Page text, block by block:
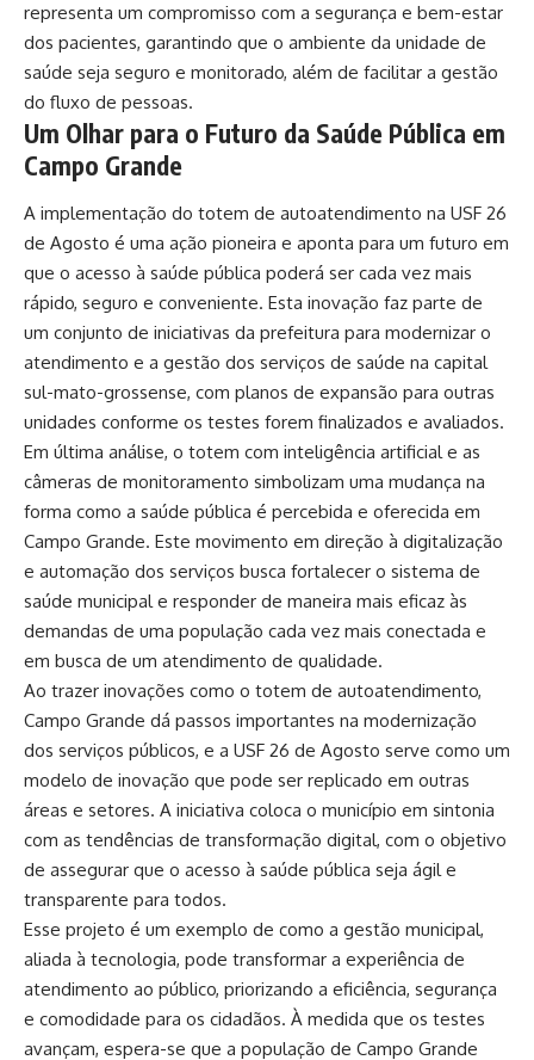
representa um compromisso com a segurança e bem-estar
dos pacientes, garantindo que o ambiente da unidade de
saúde seja seguro e monitorado, além de facilitar a gestão
do fluxo de pessoas.
Um Olhar para o Futuro da Saúde Pública em
Campo Grande
A implementação do totem de autoatendimento na USF 26
de Agosto é uma ação pioneira e aponta para um futuro em
que o acesso à saúde pública poderá ser cada vez mais
rápido, seguro e conveniente. Esta inovação faz parte de
um conjunto de iniciativas da prefeitura para modernizar o
atendimento e a gestão dos serviços de saúde na capital
sul-mato-grossense, com planos de expansão para outras
unidades conforme os testes forem finalizados e avaliados.
Em última análise, o totem com inteligência artificial e as
câmeras de monitoramento simbolizam uma mudança na
forma como a saúde pública é percebida e oferecida em
Campo Grande. Este movimento em direção à digitalização
e automação dos serviços busca fortalecer o sistema de
saúde municipal e responder de maneira mais eficaz às
demandas de uma população cada vez mais conectada e
em busca de um atendimento de qualidade.
Ao trazer inovações como o totem de autoatendimento,
Campo Grande dá passos importantes na modernização
dos serviços públicos, e a USF 26 de Agosto serve como um
modelo de inovação que pode ser replicado em outras
áreas e setores. A iniciativa coloca o município em sintonia
com as tendências de transformação digital, com o objetivo
de assegurar que o acesso à saúde pública seja ágil e
transparente para todos.
Esse projeto é um exemplo de como a gestão municipal,
aliada à tecnologia, pode transformar a experiência de
atendimento ao público, priorizando a eficiência, segurança
e comodidade para os cidadãos. À medida que os testes
avançam, espera-se que a população de Campo Grande